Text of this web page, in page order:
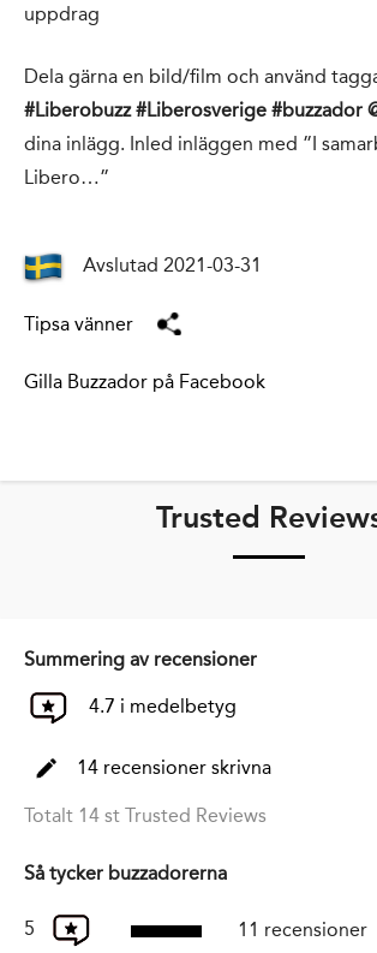
uppdrag
Dela gärna en bild/film och använd
#Liberobuzz #Liberosverige #buzzador
dina inlägg. Inled inläggen med ”I
Libero…”
Avslutad 2021-03-31
Tipsa vänner
Gilla Buzzador på Facebook
Trusted
Summering av recensioner
4.7 i medelbetyg
14 recensioner skrivna
Totalt 14 st Trusted Reviews
Så tycker buzzadorerna
5 11 recensioner